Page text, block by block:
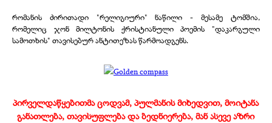
რომანის ძირითადი "რელიგიური" ნაწილი - მესამე ტომშია,
რომელიც ჯონ მილტონის ქრისტიანული პოემის "დაკარგული
სამოთხის" თავისებურ ანტითეზას წარმოადგენს.
პირველდაწყებითმა ცოდვამ, პულმანის მიხედვით, მოიტანა
განათლება, თავისუფლება და ბედნიერება, მან ასევე აზრი